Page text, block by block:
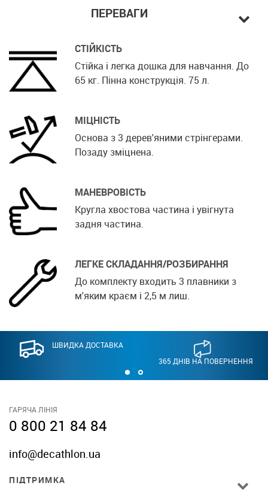
ПЕРЕВАГИ
СТІЙКІСТЬ
Стійка і легка дошка для навчання. До
65 кг. Пінна конструкція. 75 л.
МІЦНІСТЬ
Основа з 3 дерев'яними стрінгерами.
Позаду зміцнена.
МАНЕВРОВІСТЬ
Кругла хвостова частина і увігнута
задня частина.
ЛЕГКЕ СКЛАДАННЯ/РОЗБИРАННЯ
До комплекту входить 3 плавники з
м'яким краєм і 2,5 м лиш.
ШВИДКА ДОСТАВКА
365 ДНІВ НА ПОВЕРНЕННЯ
ГАРЯЧА ЛІНІЯ
0 800 21 84 84
info@decathlon.ua
ПІДТРИМКА